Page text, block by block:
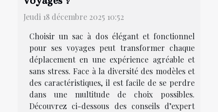
Jeudi 18 décembre 2025 10:52
Choisir un sac à dos élégant et fonctionnel
pour ses voyages peut transformer chaque
déplacement en une expérience agréable et
sans stress. Face à la diversité des modèles et
des caractéristiques, il est facile de se perdre
dans une multitude de choix possibles.
Découvrez ci-dessous des conseils d’expert